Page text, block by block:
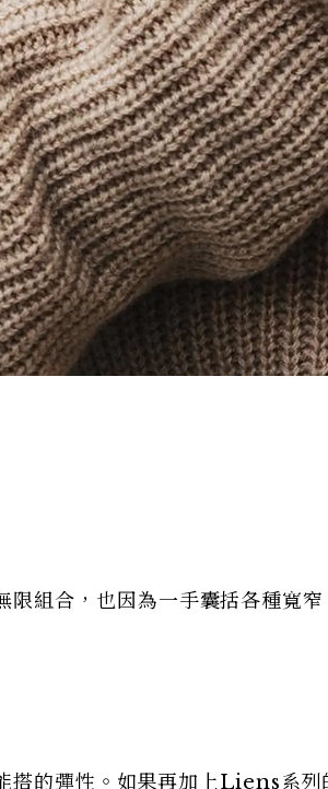
限組合，也因為一手囊括各種寬
的彈性。如果再加上Liens系列